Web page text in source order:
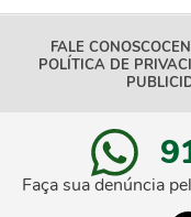
FALE CONOSCO
POLÍTICA DE
Faça sua denúncia